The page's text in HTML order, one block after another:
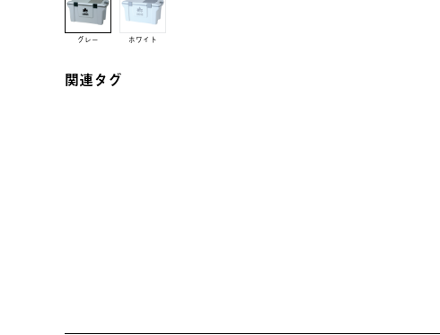
グレー ホワイト
関連タグ